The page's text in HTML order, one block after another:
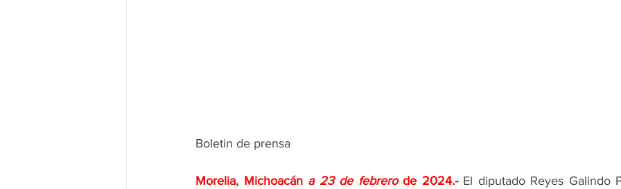
Boletin de prensa
Morelia, Michoacán a 23 de febrero de 2024.- El diputado Reyes Galindo